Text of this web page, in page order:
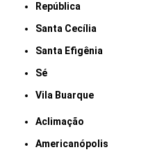
República
Santa Cecília
Santa Efigênia
Sé
Vila Buarque
Aclimação
Americanópolis